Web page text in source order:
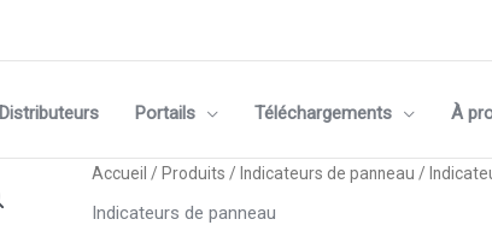
Distributeurs Portails Téléchargements À
Accueil / Produits / Indicateurs de panneau /
Indicateurs de panneau